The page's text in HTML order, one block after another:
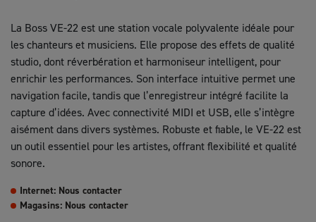
La Boss VE-22 est une station vocale polyvalente idéale pour
les chanteurs et musiciens. Elle propose des effets de qualité
studio, dont réverbération et harmoniseur intelligent, pour
enrichir les performances. Son interface intuitive permet une
navigation facile, tandis que l’enregistreur intégré facilite la
capture d’idées. Avec connectivité MIDI et USB, elle s’intègre
aisément dans divers systèmes. Robuste et fiable, le VE-22 est
un outil essentiel pour les artistes, offrant flexibilité et qualité
sonore.
Internet: Nous contacter
Magasins: Nous contacter